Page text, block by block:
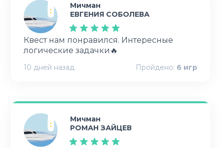
Мичман
ЕВГЕНИЯ СОБОЛЕВА
Квест нам понравился. Интересные
логические задачки🔥
10 дней назад Пройдено: 6 игр
Мичман
РОМАН ЗАЙЦЕВ